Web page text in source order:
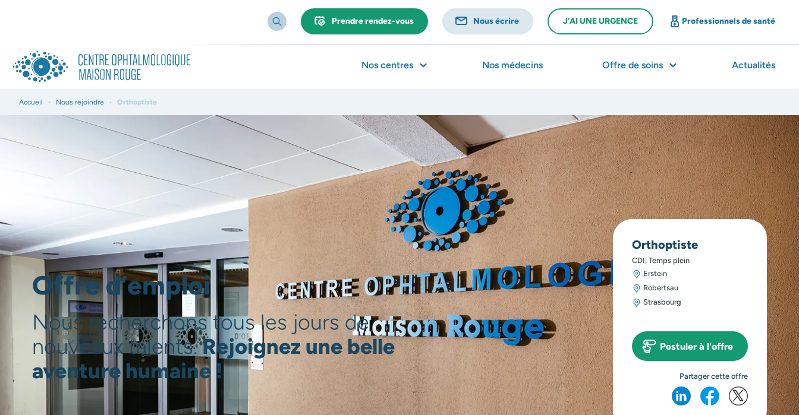
Nos centres Nos médecins Offre de soins Actualités
Prendre rendez-vous Nous écrire J’AI UNE URGENCE Professionnels de santé
Accueil • Nous rejoindre • Orthoptiste
Offre d’emploi
Nous recherchons tous les jours de
nouveaux talents.Rejoignez une belle
aventure humaine !
Orthoptiste
CDI, Temps plein
Erstein
Robertsau
Strasbourg
Postuler à l'offre
Partager cette offre